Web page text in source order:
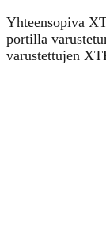
Yhteensopiva
portilla
varustettujen